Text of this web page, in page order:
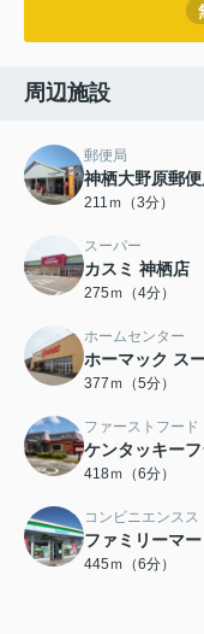
周辺施設
郵便局
神栖大野原郵
211ｍ（3分）
スーパー
カスミ 神栖店
275ｍ（4分）
ホームセンター
ホーマック ス
377ｍ（5分）
ファーストフード
ケンタッキー
418ｍ（6分）
コンビニエンスス
ファミリーマ
445ｍ（6分）